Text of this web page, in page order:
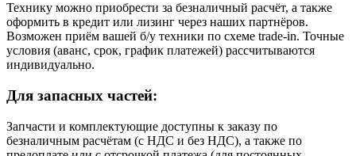
Технику можно приобрести за безналичный расчёт, а также
оформить в кредит или лизинг через наших партнёров.
Возможен приём вашей б/у техники по схеме trade-in. Точные
условия (аванс, срок, график платежей) рассчитываются
индивидуально.
Для запасных частей:
Запчасти и комплектующие доступны к заказу по
безналичным расчётам (с НДС и без НДС), а также по